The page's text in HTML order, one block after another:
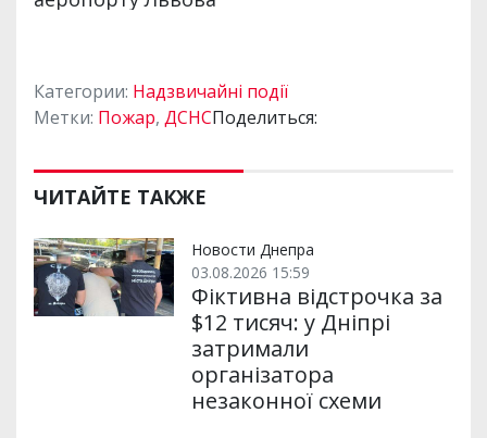
Категории: Надзвичайні події
Метки: Пожар, ДСНСПоделиться:
ЧИТАЙТЕ ТАКЖЕ
Новости Днепра
03.08.2026 15:59
Фіктивна відстрочка за
$12 тисяч: у Дніпрі
затримали
організатора
незаконної схеми